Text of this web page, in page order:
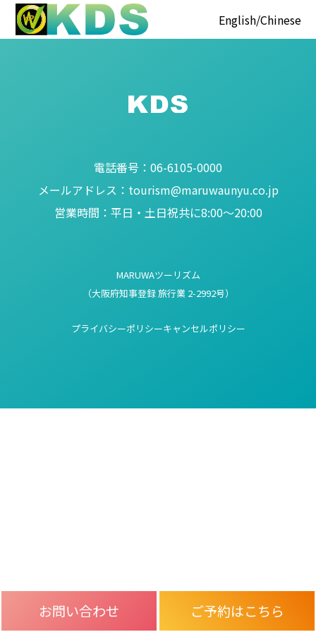
English Chinese
電話番号： 06-6105-0000
メールアドレス： tourism@maruwaunyu.co.jp
営業時間： 平日・土日祝共に8:00～20:00
MARUWAツーリズム
（大阪府知事登録 旅行業 2-2992号）
プライバシーポリシーキャンセルポリシー
お問い合わせ ご予約はこちら